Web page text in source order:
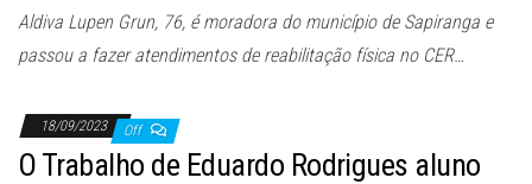
Aldiva Lupen Grun, 76, é moradora do município de Sapiranga e
passou a fazer atendimentos de reabilitação física no CER…
18/09/2023 Off
O Trabalho de Eduardo Rodrigues aluno